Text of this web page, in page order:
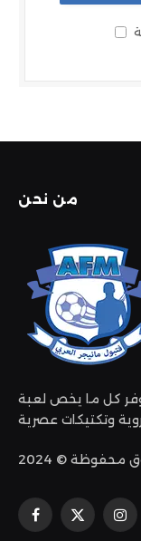
من نحن
كل ما يخص لعبة
فيسبوك
X